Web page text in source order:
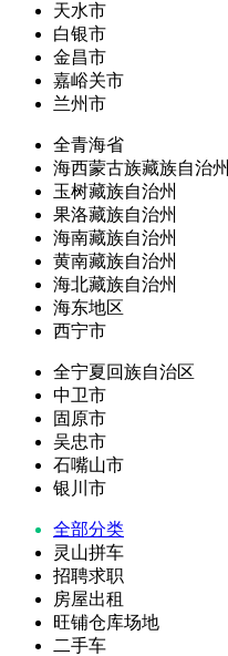
天水市
白银市
金昌市
嘉峪关市
兰州市
全青海省
海西蒙古族藏族自治州
玉树藏族自治州
果洛藏族自治州
海南藏族自治州
黄南藏族自治州
海北藏族自治州
海东地区
西宁市
全宁夏回族自治区
中卫市
固原市
吴忠市
石嘴山市
银川市
全部分类
灵山拼车
招聘求职
房屋出租
旺铺仓库场地
二手车